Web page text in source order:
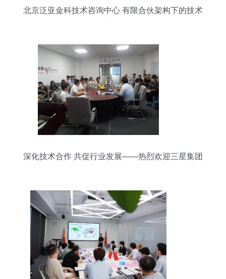
北京泛亚金科技术咨询中心 有限合伙架构下的技术
深化技术合作 共促行业发展——热烈欢迎三星集团